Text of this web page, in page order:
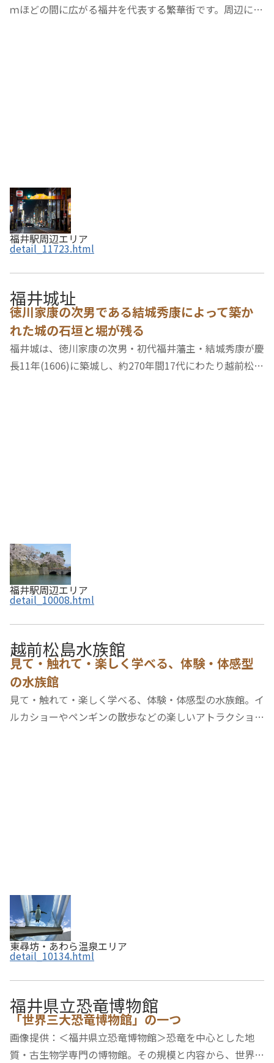
ｍほどの間に広がる福井を代表する繁華街です。周辺に数
福井駅周辺エリア
detail_11723.html
福井城址
徳川家康の次男である結城秀康によって築か
れた城の石垣と堀が残る
福井城は、徳川家康の次男・初代福井藩主・結城秀康が慶
長11年(1606)に築城し、約270年間17代にわたり越前松平
福井駅周辺エリア
detail_10008.html
越前松島水族館
見て・触れて・楽しく学べる、体験・体感型
の水族館
見て・触れて・楽しく学べる、体験・体感型の水族館。イ
ルカショーやペンギンの散歩などの楽しいアトラクション
東尋坊・あわら温泉エリア
detail_10134.html
福井県立恐竜博物館
「世界三大恐竜博物館」の一つ
画像提供：＜福井県立恐竜博物館＞恐竜を中心とした地
質・古生物学専門の博物館。その規模と内容から、世界三